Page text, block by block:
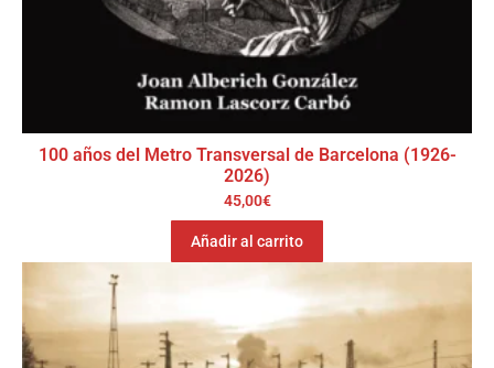
100 años del Metro Transversal de Barcelona (1926-
2026)
45,00€
Añadir al carrito